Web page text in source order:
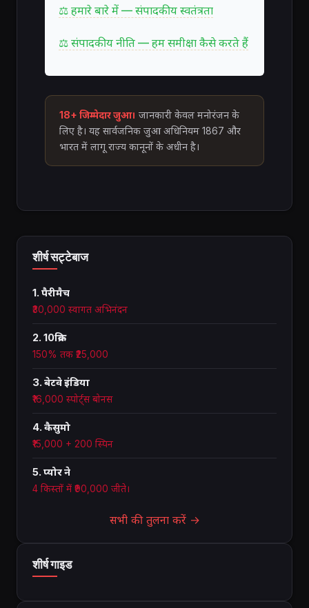
⚖ हमारे बारे में — संपादकीय स्वतंत्रता
⚖ संपादकीय नीति — हम समीक्षा कैसे करते हैं
18+ जिम्मेदार जुआ। जानकारी केवल मनोरंजन के
लिए है। यह सार्वजनिक जुआ अधिनियम 1867 और
भारत में लागू राज्य कानूनों के अधीन है।
शीर्ष सट्टेबाज
1. पैरीमैच
₹30,000 स्वागत अभिनंदन
2. 10क्रिक
150% तक ₹25,000
3. बेटवे इंडिया
₹16,000 स्पोर्ट्स बोनस
4. कैसुमो
₹15,000 + 200 स्पिन
5. प्योर ने
4 किस्तों में ₹90,000 जीते।
सभी की तुलना करें →
शीर्ष गाइड